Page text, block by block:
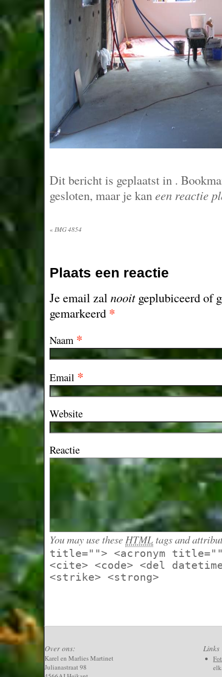
Dit bericht is geplaatst in .
gesloten, maar je kaneen reactie
« IMG 4854
Plaats een reactie
Je email zalnooitgeplubiceerd of
gemarkeerd *
Naam *
Email *
Website
Reactie
You may use theseHTML tags and
title=""> <acronym
<cite> <code> <del
<strike> <strong>
Over ons:
Karel en Marlies Martinet
Julianastraat 98
Links